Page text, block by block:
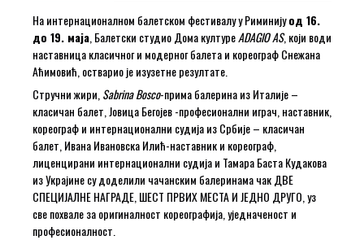
На интернационалном балетском фестивалу у Риминијуод 16.
до 19. маја , Балетски студио Дома културеADAGIO AS, који води
наставница класичног и модерног балета и кореограф Снежана
Аћимовић, остварио је изузетне резултате.
Стручни жири, Sabrina Bosco-прима балерина из Италије –
класичан балет, Јовица Бегојев -професионални играч, наставник,
кореограф и интернационални судија из Србије – класичан
балет, Ивана Ивановска Илић-наставник и кореограф,
лиценцирани интернационални судија и Тамара Баста Кудакова
из Украјине су доделили чачанским балеринама чак ДВЕ
СПЕЦИЈАЛНЕ НАГРАДЕ, ШЕСТ ПРВИХ МЕСТА И ЈЕДНО ДРУГО, уз
све похвале за оригиналност кореографија, уједначеност и
професионалност.